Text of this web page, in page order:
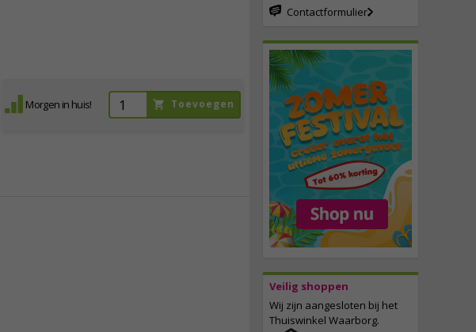
Contactformulier
Veilig shoppen
Wij zijn aangesloten bij het
Thuiswinkel Waarborg.
Morgen in huis! Toevoegen